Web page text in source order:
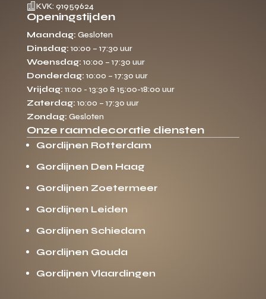
 KVK: 91959624
Openingstijden
Maandag: Gesloten
Dinsdag: 10:00 – 17:30 uur
Woensdag: 10:00 – 17:30 uur
Donderdag: 10:00 – 17:30 uur
Vrijdag: 11:00 - 13:30 & 15:00-18:00 uur
Zaterdag: 10:00 – 17:30 uur
Zondag: Gesloten
Onze raamdecoratie diensten
Gordijnen Rotterdam
Gordijnen Den Haag
Gordijnen Zoetermeer
Gordijnen Leiden
Gordijnen Schiedam
Gordijnen Gouda
Gordijnen Vlaardingen